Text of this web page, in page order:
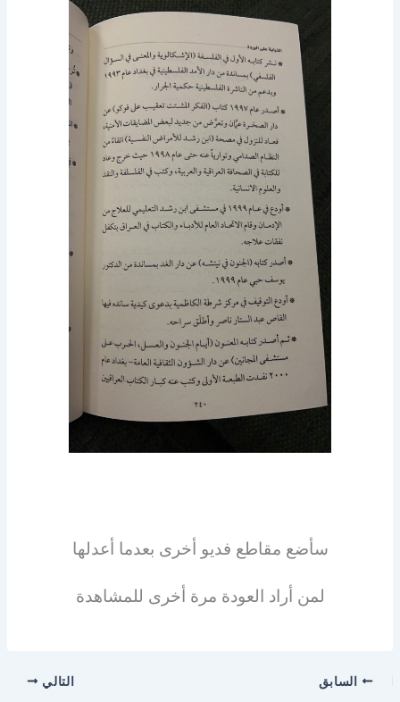
سأضع مقاطع فديو أخرى بعدما أعدلها
لمن أراد العودة مرة أخرى للمشاهدة
السابق التالي